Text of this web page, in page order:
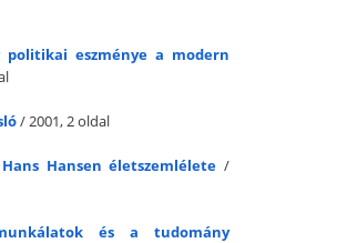
politikai eszménye a modern
/ 2001, 2 oldal
Hansen életszemlélete /
és a tudomány